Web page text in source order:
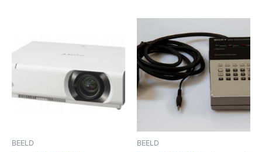
BEELD BEELD